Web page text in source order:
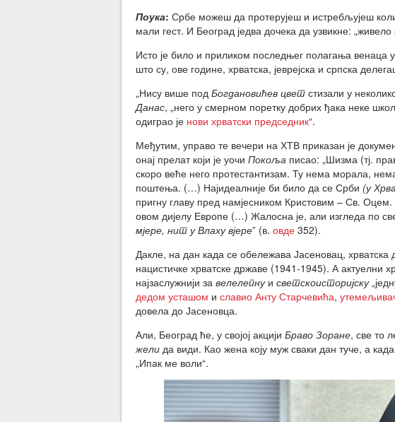
Поука: Србе можеш да протерујеш и истребљујеш
мали гест. И Београд једва дочека да узвикне:
Исто је било и приликом последњег полагања венаца
што су, ове године, хрватска, јеврејска и српска
„Нису више под Богдановићев цвет стизали у
Данас, „него у смерном поретку добрих ђака неке
одиграо је нови хрватски председник“.
Међутим, управо те вечери на ХТВ приказан је
онај прелат који је уочи Покоља писао: „Шизма (тј.
скоро веће него протестантизам. Ту нема морала,
поштења. (…) Најидеалније би било да се Срби (у
пригну главу пред намјесником Кристовим – Св.
овом дијелу Европе (…) Жалосна је, али изгледа по
мјере, нит у Влаху вјере” (в. овде 352).
Дакле, на дан када се обележава Јасеновац, хрватска
нацистичке хрватске државе (1941-1945). А актуелни
најзаслужнији за велелепнуи светскоисторијску
дедом усташом и славио Анту Старчевића,
довела до Јасеновца.
Али, Београд ће, у својој акцији Браво Зоране, све то
жели да види. Као жена коју муж сваки дан туче, а
„Ипак ме воли“.